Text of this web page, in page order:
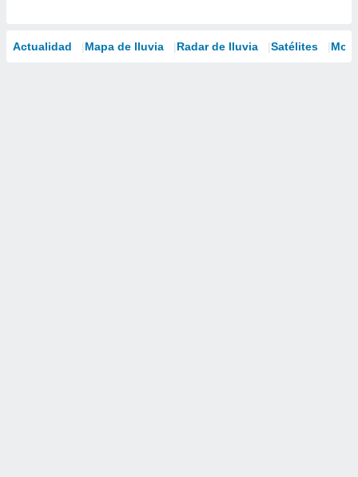
Actualidad Mapa de lluvia Radar de lluvia Satélites